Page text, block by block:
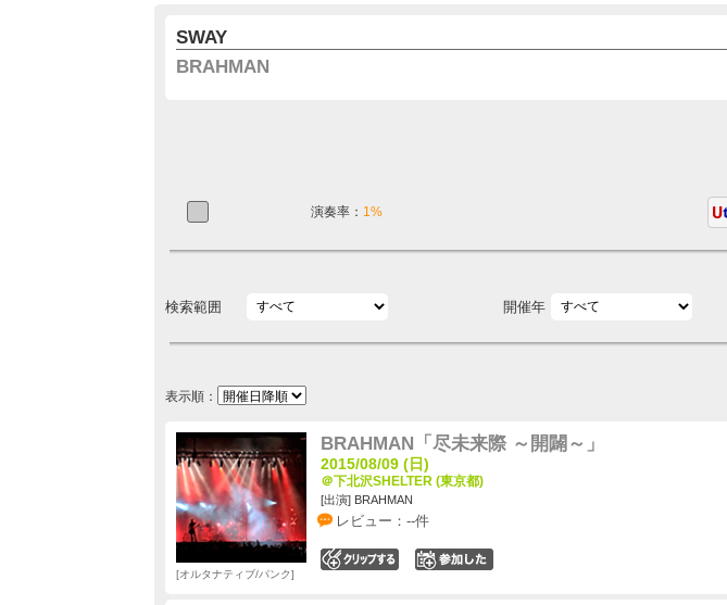
SWAY
BRAHMAN
演奏率： 1%
検索範囲 開催年
表示順：
BRAHMAN「尽未来際 ～開闢～」
2015/08/09 (日)
＠下北沢SHELTER (東京都)
[出演] BRAHMAN
レビュー：--件
オルタナティブ/パンク